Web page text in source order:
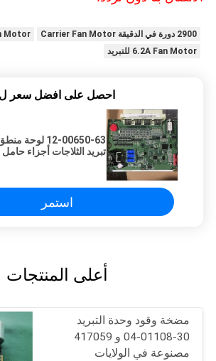
2900 دورة في الدقيقة Carrier Fan Motor
Motor
6.2A Fan Motor للتبريد
احصل على افضل سعر ل
12-00650-63
تبريد الثلاجات أجزاء
استمر
أعلى المنتجات
مضخة وقود وحدة التبريد
30-01108-04 و 417059
مصنوعة في الولايات